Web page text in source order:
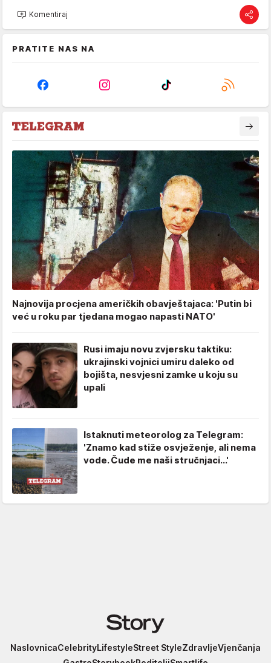
Komentiraj
PRATITE NAS NA
Najnovija procjena američkih obavještajaca: 'Putin bi
već u roku par tjedana mogao napasti NATO'
Rusi imaju novu zvjersku taktiku:
ukrajinski vojnici umiru daleko od
bojišta, nesvjesni zamke u koju su
upali
Istaknuti meteorolog za Telegram:
'Znamo kad stiže osvježenje, ali nema
vode. Čude me naši stručnjaci...'
Story
NaslovnicaCelebrityLifestyleStreet StyleZdravljeVjenčanja